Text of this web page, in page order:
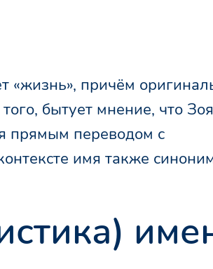
«жизнь», причём
бытует мнение, что
прямым переводом с
имя также